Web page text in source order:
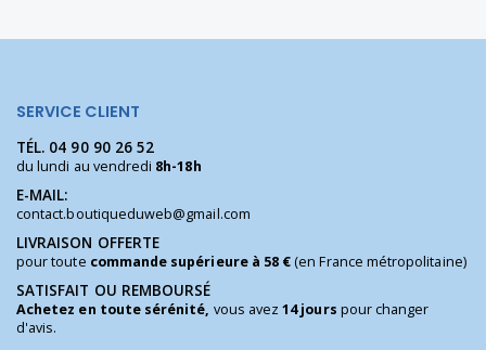
SERVICE CLIENT
TÉL. 04 90 90 26 52
du lundi au vendredi 8h-18h
E-MAIL:
contact.boutiqueduweb@gmail.com
LIVRAISON OFFERTE
pour toute commande supérieure à 58 €(en France métropolitaine)
SATISFAIT OU REMBOURSÉ
Achetez en toute sérénité, vous avez14 jours pour changer
d'avis.